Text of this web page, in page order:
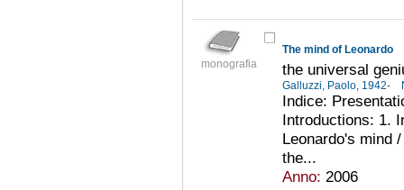
monografia
The mind of Leonardo
the universal
Galluzzi, Paolo, 1942-
Indice:
Introductions: 1.
Leonardo's mind
the...
Anno: 2006